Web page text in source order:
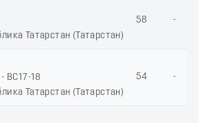
Татарстан (Татарстан)
58 -
- ВС17-18
Татарстан (Татарстан)
54 -